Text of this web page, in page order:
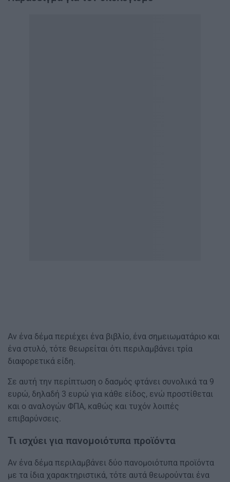
Αν ένα δέμα περιέχει ένα βιβλίο, ένα σημειωματάριο και
ένα στυλό, τότε θεωρείται ότι περιλαμβάνει τρία
διαφορετικά είδη.
Σε αυτή την περίπτωση ο δασμός φτάνει συνολικά τα 9
ευρώ, δηλαδή 3 ευρώ για κάθε είδος, ενώ προστίθεται
και ο αναλογών ΦΠΑ, καθώς και τυχόν λοιπές
επιβαρύνσεις.
Τι ισχύει για πανομοιότυπα προϊόντα
Αν ένα δέμα περιλαμβάνει δύο πανομοιότυπα προϊόντα
με τα ίδια χαρακτηριστικά, τότε αυτά θεωρούνται ένα